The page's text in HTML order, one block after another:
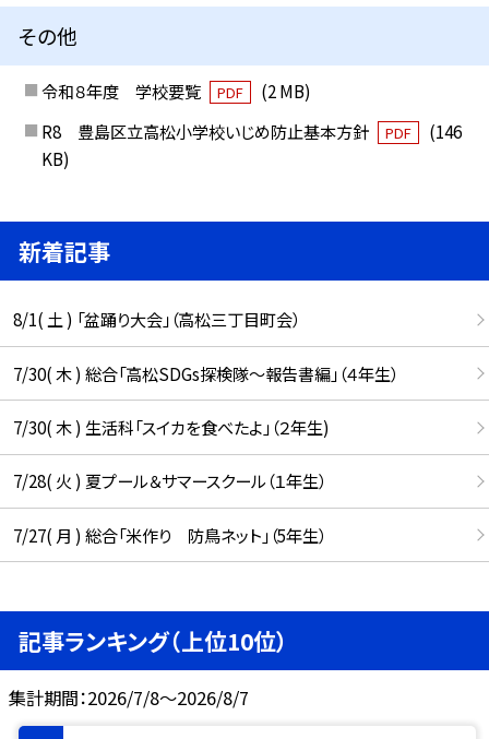
その他
令和８年度 学校要覧 PDF
(2 MB)
R8 豊島区立高松小学校いじめ防止基本方針
PDF
(146
KB)
新着記事
8/1( 土 ) 「盆踊り大会」（高松三丁目町会）
7/30( 木 ) 総合「高松SDGs探検隊〜報告書編」（４年生）
7/30( 木 ) 生活科「スイカを食べたよ」（２年生)
7/28( 火 ) 夏プール＆サマースクール（１年生）
7/27( 月 ) 総合「米作り 防鳥ネット」（5年生）
記事ランキング（上位10位）
集計期間：2026/7/8～2026/8/7